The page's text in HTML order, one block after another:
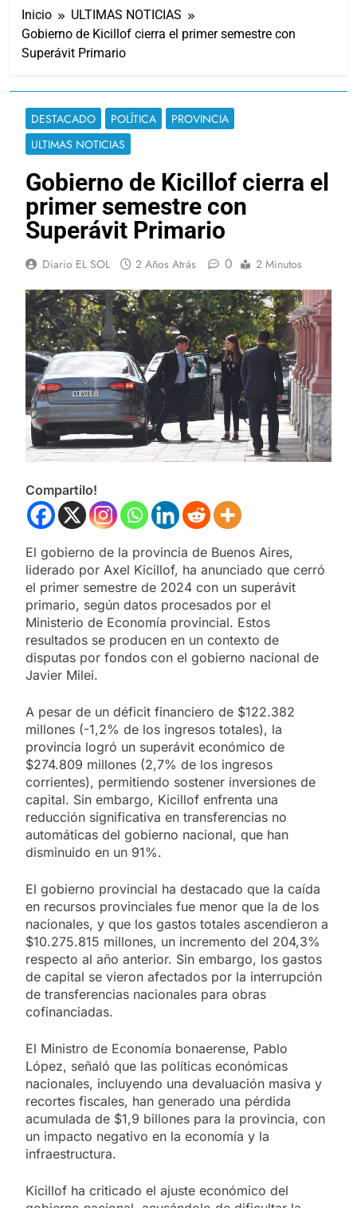
Inicio
ULTIMAS NOTICIAS
Gobierno de Kicillof cierra el primer semestre con
Superávit Primario
DESTACADO POLÍTICA
PROVINCIA
ULTIMAS NOTICIAS
Gobierno de Kicillof cierra el
primer semestre con
Superávit Primario
Diario EL SOL 2 Años Atrás 0 2 Minutos
Compartilo!
El gobierno de la provincia de Buenos Aires,
liderado por Axel Kicillof, ha anunciado que cerró
el primer semestre de 2024 con un superávit
primario, según datos procesados por el
Ministerio de Economía provincial. Estos
resultados se producen en un contexto de
disputas por fondos con el gobierno nacional de
Javier Milei.
A pesar de un déficit financiero de $122.382
millones (-1,2% de los ingresos totales), la
provincia logró un superávit económico de
$274.809 millones (2,7% de los ingresos
corrientes), permitiendo sostener inversiones de
capital. Sin embargo, Kicillof enfrenta una
reducción significativa en transferencias no
automáticas del gobierno nacional, que han
disminuido en un 91%.
El gobierno provincial ha destacado que la caída
en recursos provinciales fue menor que la de los
nacionales, y que los gastos totales ascendieron a
$10.275.815 millones, un incremento del 204,3%
respecto al año anterior. Sin embargo, los gastos
de capital se vieron afectados por la interrupción
de transferencias nacionales para obras
cofinanciadas.
El Ministro de Economía bonaerense, Pablo
López, señaló que las políticas económicas
nacionales, incluyendo una devaluación masiva y
recortes fiscales, han generado una pérdida
acumulada de $1,9 billones para la provincia, con
un impacto negativo en la economía y la
infraestructura.
Kicillof ha criticado el ajuste económico del